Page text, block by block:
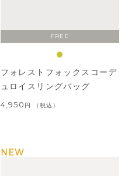
FREE
フォレストフォックスコーデ
ュロイスリングバッグ
4,950 税込
NEW